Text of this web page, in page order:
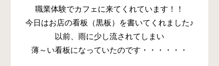
職業体験でカフェに来てくれています！！
今日はお店の看板（黒板）を書いてくれました♪
以前、雨に少し流されてしまい
薄～い看板になっていたのです・・・・・・